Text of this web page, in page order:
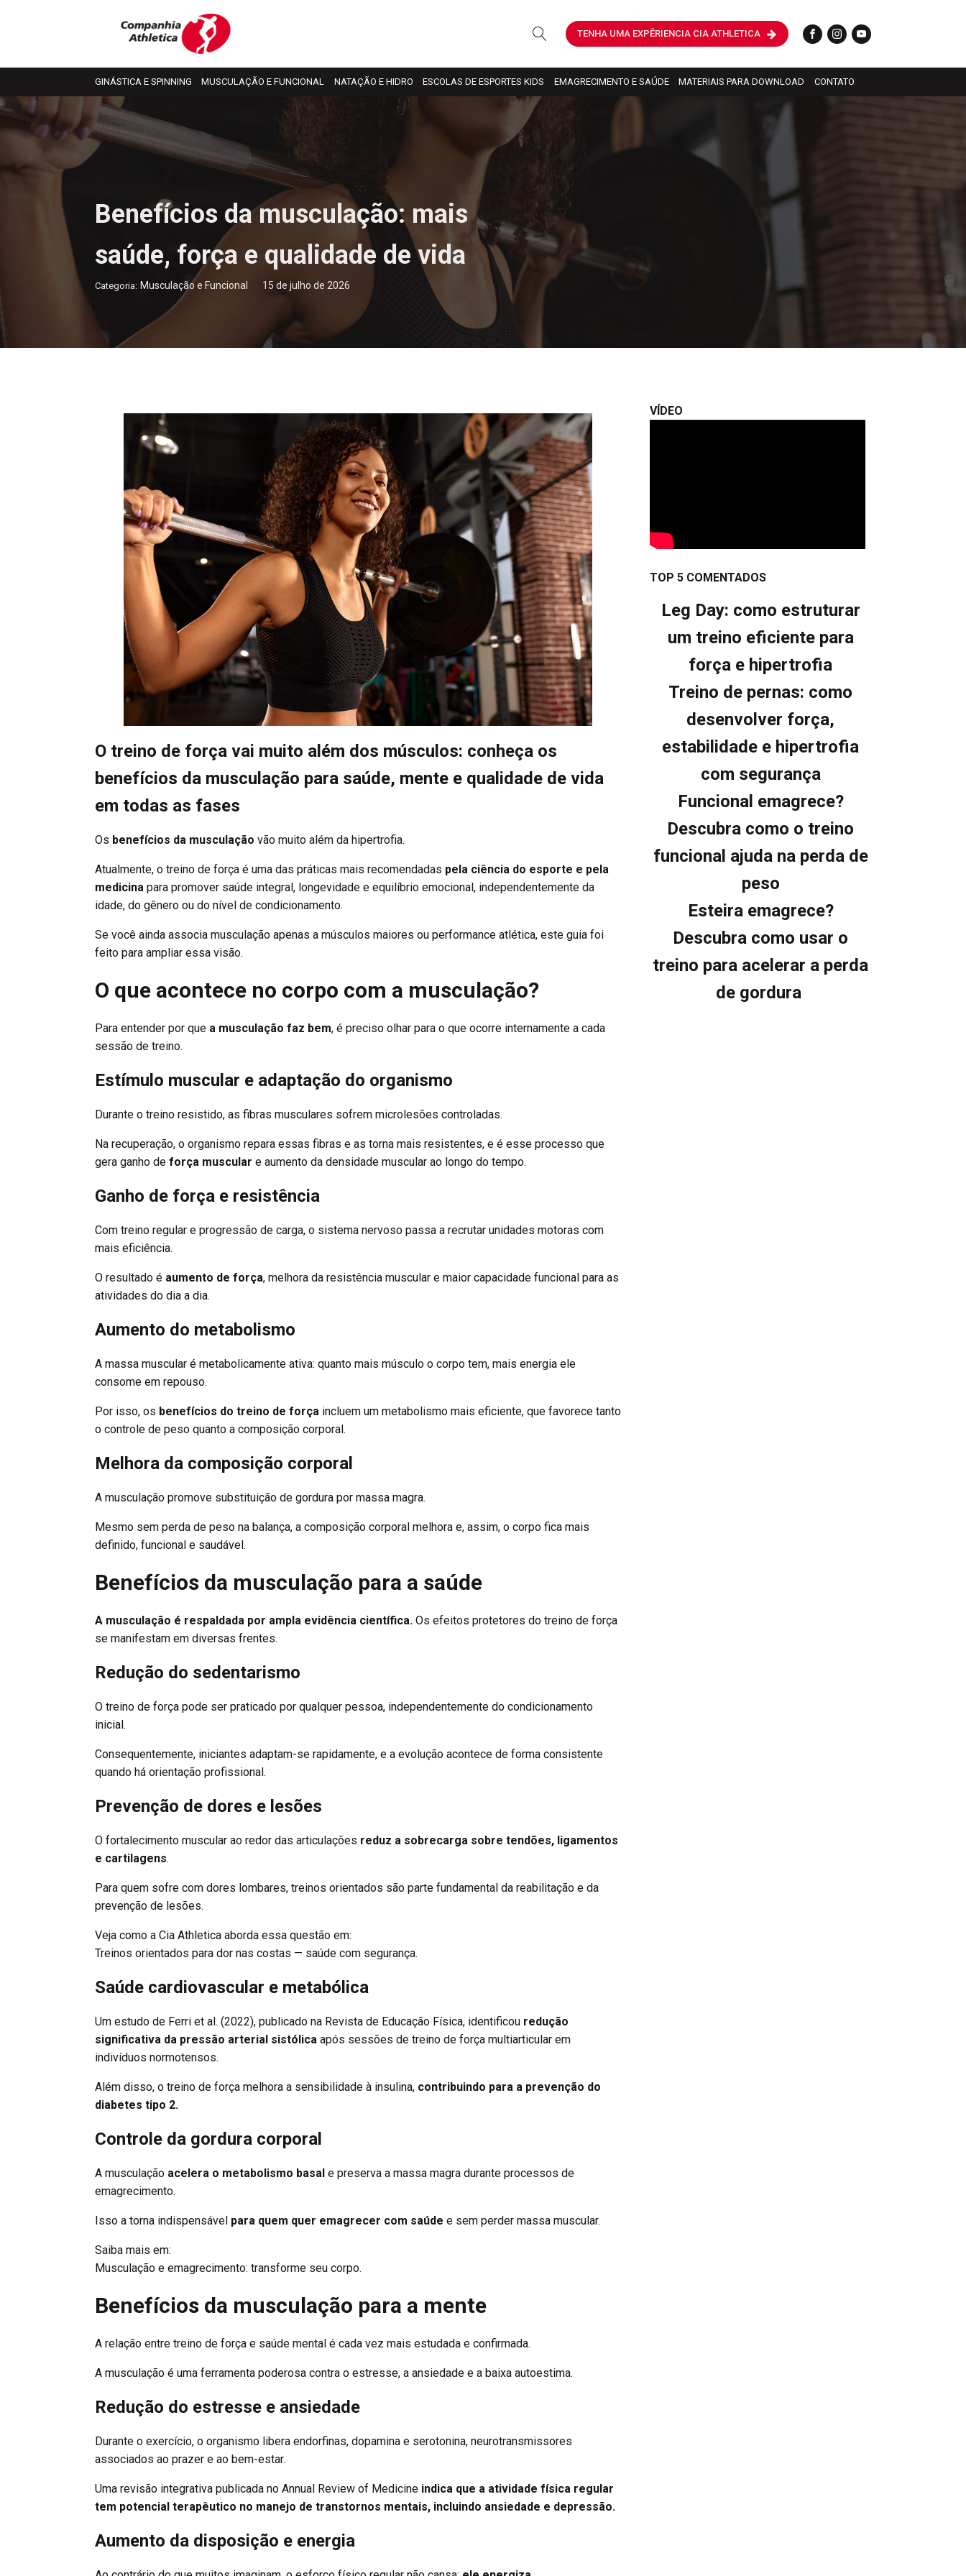
TENHA UMA EXPÊRIENCIA CIA ATHLETICA
GINÁSTICA E SPINNING MUSCULAÇÃO E FUNCIONAL NATAÇÃO E HIDRO ESCOLAS DE ESPORTES KIDS EMAGRECIMENTO E SAÚDE MATERIAIS PARA DOWNLOAD CONTATO
Benefícios da musculação: mais
saúde, força e qualidade de vida
Categoria: Musculação e Funcional 15 de julho de 2026
O treino de força vai muito além dos músculos: conheça os
benefícios da musculação para saúde, mente e qualidade de vida
em todas as fases
Os benefícios da musculação vão muito além da hipertrofia.
Atualmente, o treino de força é uma das práticas mais recomendadas pela ciência do esporte e pela
medicina para promover saúde integral, longevidade e equilíbrio emocional, independentemente da
idade, do gênero ou do nível de condicionamento.
Se você ainda associa musculação apenas a músculos maiores ou performance atlética, este guia foi
feito para ampliar essa visão.
O que acontece no corpo com a musculação?
Para entender por que a musculação faz bem, é preciso olhar para o que ocorre internamente a cada
sessão de treino.
Estímulo muscular e adaptação do organismo
Durante o treino resistido, as fibras musculares sofrem microlesões controladas.
Na recuperação, o organismo repara essas fibras e as torna mais resistentes, e é esse processo que
gera ganho de força muscular e aumento da densidade muscular ao longo do tempo.
Ganho de força e resistência
Com treino regular e progressão de carga, o sistema nervoso passa a recrutar unidades motoras com
mais eficiência.
O resultado é aumento de força, melhora da resistência muscular e maior capacidade funcional para as
atividades do dia a dia.
Aumento do metabolismo
A massa muscular é metabolicamente ativa: quanto mais músculo o corpo tem, mais energia ele
consome em repouso.
Por isso, os benefícios do treino de força incluem um metabolismo mais eficiente, que favorece tanto
o controle de peso quanto a composição corporal.
Melhora da composição corporal
A musculação promove substituição de gordura por massa magra.
Mesmo sem perda de peso na balança, a composição corporal melhora e, assim, o corpo fica mais
definido, funcional e saudável.
Benefícios da musculação para a saúde
A musculação é respaldada por ampla evidência científica. Os efeitos protetores do treino de força
se manifestam em diversas frentes.
Redução do sedentarismo
O treino de força pode ser praticado por qualquer pessoa, independentemente do condicionamento
inicial.
Consequentemente, iniciantes adaptam-se rapidamente, e a evolução acontece de forma consistente
quando há orientação profissional.
Prevenção de dores e lesões
O fortalecimento muscular ao redor das articulações reduz a sobrecarga sobre tendões, ligamentos
e cartilagens.
Para quem sofre com dores lombares, treinos orientados são parte fundamental da reabilitação e da
prevenção de lesões.
Veja como a Cia Athletica aborda essa questão em:
Treinos orientados para dor nas costas — saúde com segurança.
Saúde cardiovascular e metabólica
Um estudo de Ferri et al. (2022), publicado na Revista de Educação Física, identificou redução
significativa da pressão arterial sistólica após sessões de treino de força multiarticular em
indivíduos normotensos.
Além disso, o treino de força melhora a sensibilidade à insulina, contribuindo para a prevenção do
diabetes tipo 2.
Controle da gordura corporal
A musculação acelera o metabolismo basal e preserva a massa magra durante processos de
emagrecimento.
Isso a torna indispensável para quem quer emagrecer com saúde e sem perder massa muscular.
Saiba mais em:
Musculação e emagrecimento: transforme seu corpo.
Benefícios da musculação para a mente
A relação entre treino de força e saúde mental é cada vez mais estudada e confirmada.
A musculação é uma ferramenta poderosa contra o estresse, a ansiedade e a baixa autoestima.
Redução do estresse e ansiedade
Durante o exercício, o organismo libera endorfinas, dopamina e serotonina, neurotransmissores
associados ao prazer e ao bem-estar.
Uma revisão integrativa publicada no Annual Review of Medicine indica que a atividade física regular
tem potencial terapêutico no manejo de transtornos mentais, incluindo ansiedade e depressão.
Aumento da disposição e energia
VÍDEO
TOP 5 COMENTADOS
Leg Day: como estruturar
um treino eficiente para
força e hipertrofia
Treino de pernas: como
desenvolver força,
estabilidade e hipertrofia
com segurança
Funcional emagrece?
Descubra como o treino
funcional ajuda na perda de
peso
Esteira emagrece?
Descubra como usar o
treino para acelerar a perda
de gordura